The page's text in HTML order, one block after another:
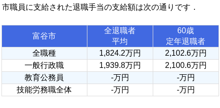
市職員に支給された退職手当の支給額は次の通りです．
富谷市
全退職者
平均
60歳
定年退職者
全職種
1,824.2万円
2,102.6万円
一般行政職
1,939.8万円
2,100.6万円
教育公務員
-万円
-万円
技能労務職全体
-万円 -万円